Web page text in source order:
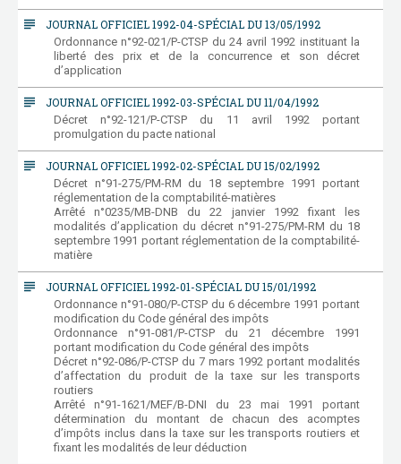
subject JOURNAL OFFICIEL 1992-04-SPÉCIAL DU 13/05/1992
Ordonnance n°92-021/P-CTSP du 24 avril 1992 instituant la
liberté des prix et de la concurrence et son décret
d’application
subject JOURNAL OFFICIEL 1992-03-SPÉCIAL DU 11/04/1992
Décret n°92-121/P-CTSP du 11 avril 1992 portant
promulgation du pacte national
subject JOURNAL OFFICIEL 1992-02-SPÉCIAL DU 15/02/1992
Décret n°91-275/PM-RM du 18 septembre 1991 portant
réglementation de la comptabilité-matières
Arrêté n°0235/MB-DNB du 22 janvier 1992 fixant les
modalités d’application du décret n°91-275/PM-RM du 18
septembre 1991 portant réglementation de la comptabilité-
matière
subject JOURNAL OFFICIEL 1992-01-SPÉCIAL DU 15/01/1992
Ordonnance n°91-080/P-CTSP du 6 décembre 1991 portant
modification du Code général des impôts
Ordonnance n°91-081/P-CTSP du 21 décembre 1991
portant modification du Code général des impôts
Décret n°92-086/P-CTSP du 7 mars 1992 portant modalités
d’affectation du produit de la taxe sur les transports
routiers
Arrêté n°91-1621/MEF/B-DNI du 23 mai 1991 portant
détermination du montant de chacun des acomptes
d’impôts inclus dans la taxe sur les transports routiers et
fixant les modalités de leur déduction